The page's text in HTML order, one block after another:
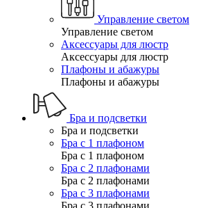
Управление светом
Управление светом
Аксессуары для люстр
Аксессуары для люстр
Плафоны и абажуры
Плафоны и абажуры
Бра и подсветки
Бра и подсветки
Бра с 1 плафоном
Бра с 1 плафоном
Бра с 2 плафонами
Бра с 2 плафонами
Бра с 3 плафонами
Бра с 3 плафонами